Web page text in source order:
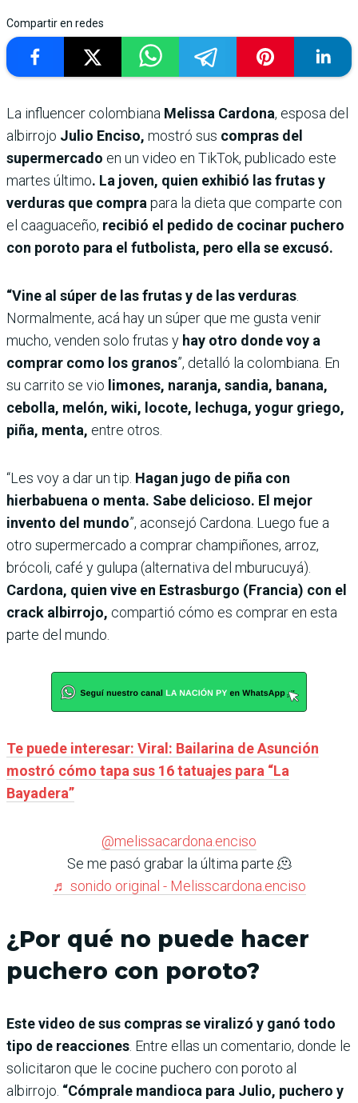
Compartir en redes
La influencer colombiana Melissa Cardona, esposa del
albirrojo Julio Enciso, mostró sus compras del
supermercado en un video en TikTok, publicado este
martes último. La joven, quien exhibió las frutas y
verduras que compra para la dieta que comparte con
el caaguaceño, recibió el pedido de cocinar puchero
con poroto para el futbolista, pero ella se excusó.
“Vine al súper de las frutas y de las verduras
Normalmente, acá hay un súper que me gusta venir
mucho, venden solo frutas y hay otro donde voy a
comprar como los granos”, detalló la colombiana. En
su carrito se vio limones, naranja, sandia, banana,
cebolla, melón, wiki, locote, lechuga, yogur griego,
piña, menta, entre otros.
“Les voy a dar un tip. Hagan jugo de piña con
hierbabuena o menta. Sabe delicioso. El mejor
invento del mundo”, aconsejó Cardona. Luego fue a
otro supermercado a comprar champiñones, arroz,
brócoli, café y gulupa (alternativa del mburucuyá).
Cardona, quien vive en Estrasburgo (Francia) con el
crack albirrojo, compartió cómo es comprar en esta
parte del mundo.
Te puede interesar: Viral: Bailarina de Asunción
mostró cómo tapa sus 16 tatuajes para “La
Bayadera”
@melissacardona.enciso
Se me pasó grabar la última parte 🫠
♬ sonido original - Melisscardona.enciso
¿Por qué no puede hacer
puchero con poroto?
Este video de sus compras se viralizó y ganó todo
tipo de reacciones . Entre ellas un comentario, donde le
solicitaron que le cocine puchero con poroto al
albirrojo. “Cómprale mandioca para Julio, puchero y